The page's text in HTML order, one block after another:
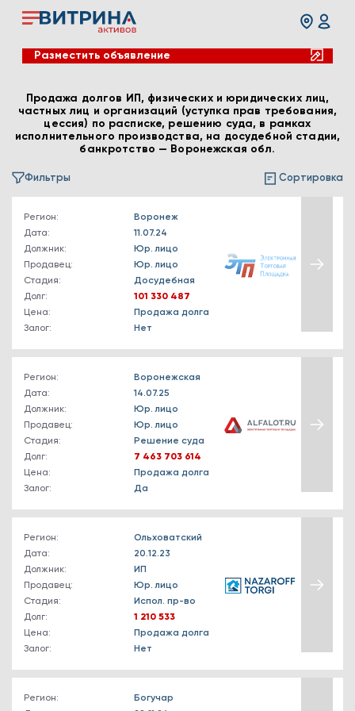
Разместить объявление
Продажа долгов ИП, физических и юридических лиц,
частных лиц и организаций (уступка прав требования,
цессия) по расписке, решению суда, в рамках
исполнительного производства, на досудебной стадии,
банкротство — Воронежская обл.
Фильтры Сортировка
Регион:
Воронеж
Дата:
11.07.24
Должник:
Юр. лицо
Продавец:
Юр. лицо
Стадия:
Досудебная
Долг:
101 330 487
Цена:
Продажа долга
Залог:
Нет
Регион:
Воронежская
Дата:
14.07.25
Должник:
Юр. лицо
Продавец:
Юр. лицо
Стадия:
Решение суда
Долг:
7 463 703 614
Цена:
Продажа долга
Залог:
Да
Регион:
Ольховатский
Дата:
20.12.23
Должник:
ИП
Продавец:
Юр. лицо
Стадия:
Испол. пр-во
Долг:
1 210 533
Цена:
Продажа долга
Залог:
Нет
Регион:
Богучар